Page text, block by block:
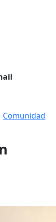
Comunidad